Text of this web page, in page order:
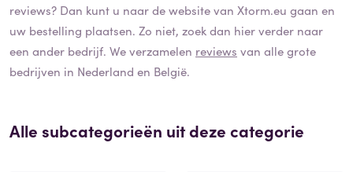
reviews? Dan kunt u naar de website van Xtorm.eu gaan en
uw bestelling plaatsen. Zo niet, zoek dan hier verder naar
een ander bedrijf. We verzamelen reviews van alle grote
bedrijven in Nederland en België.
Alle subcategorieën uit deze categorie